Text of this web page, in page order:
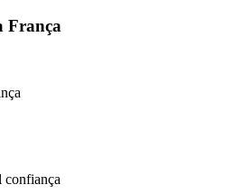
França
confiança